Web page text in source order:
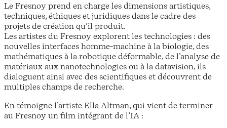
Le Fresnoy prend en charge les dimensions artistiques,
techniques, éthiques et juridiques dans le cadre des
projets de création qu’il produit.
Les artistes du Fresnoy explorent les technologies : des
nouvelles interfaces homme-machine à la biologie, des
mathématiques à la robotique déformable, de l’analyse de
matériaux aux nanotechnologies ou à la datavision, ils
dialoguent ainsi avec des scientifiques et découvrent de
multiples champs de recherche.
En témoigne l’artiste Ella Altman, qui vient de terminer
au Fresnoy un film intégrant de l’IA :